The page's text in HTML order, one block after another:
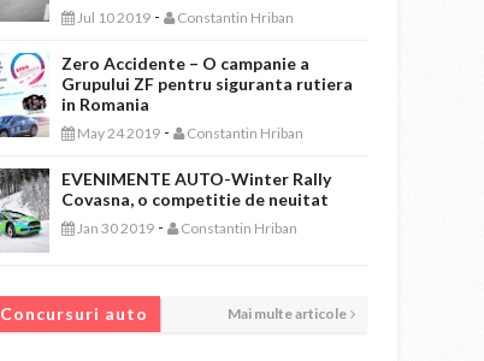
Jul 10 2019 - Constantin Hriban
Zero Accidente – O campanie a
Grupului ZF pentru siguranta rutiera
in Romania
May 24 2019 - Constantin Hriban
EVENIMENTE AUTO-Winter Rally
Covasna, o competitie de neuitat
Jan 30 2019 - Constantin Hriban
Concursuri auto Mai multe articole